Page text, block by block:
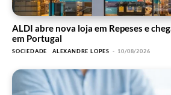
ALDI abre nova loja em Repeses e
em Portugal
SOCIEDADE ALEXANDRE LOPES - 10/08/2026